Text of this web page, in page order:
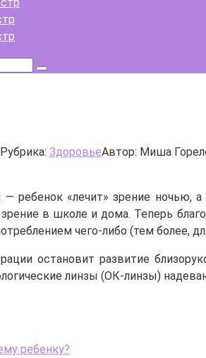
Рубрика: ЗдоровьеАвтор: Миша
— ребенок «лечит» зрение ночью,
зрение в школе и дома. Теперь
чего-либо (тем более,
остановит развитие
линзы (ОК-линзы)
ребенку?